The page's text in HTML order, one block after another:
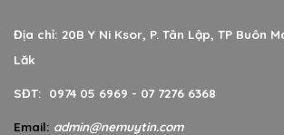
Địa chỉ: 20B Y Ni Ksor, P. Tân Lập, TP Buôn
Lăk
SĐT: 0974 05 6969 - 07 7276 6368
Email: admin@nemuytin.com